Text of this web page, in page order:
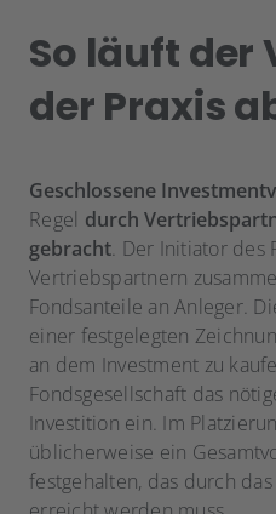
So läuft der
der Praxis
Geschlossene
Regel durch
gebracht. Der Initiator des
Vertriebspartnern
Fondsanteile an Anleger.
einer festgelegten
an dem Investment zu
Fondsgesellschaft das
Investition ein. Im
üblicherweise ein
festgehalten, das durch